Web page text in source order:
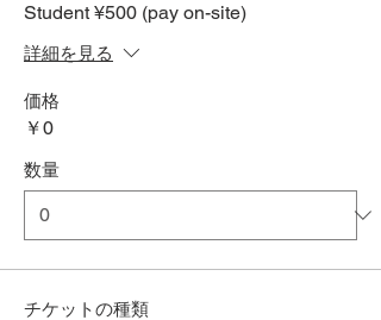
Student ¥500 (pay on-site)
詳細を見る
価格
￥0
数量
チケットの種類